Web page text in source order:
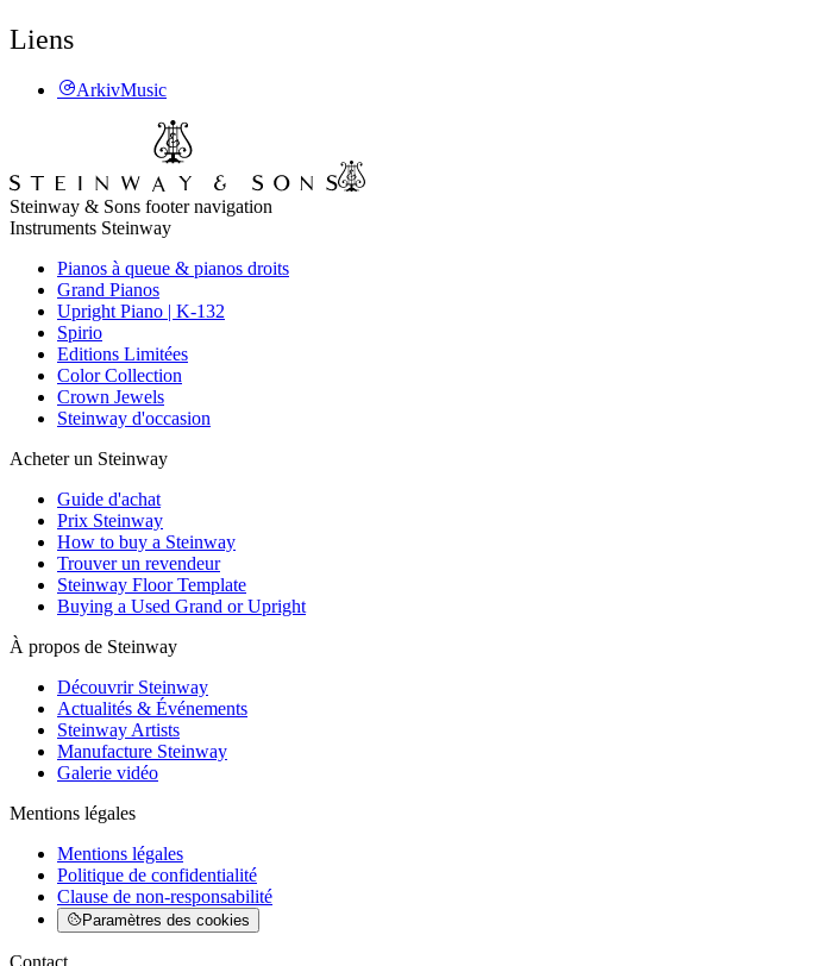
Liens
ArkivMusic
Steinway & Sons footer navigation
Instruments Steinway
Pianos à queue & pianos droits
Grand Pianos
Upright Piano | K-132
Spirio
Editions Limitées
Color Collection
Crown Jewels
Steinway d'occasion
Acheter un Steinway
Guide d'achat
Prix Steinway
How to buy a Steinway
Trouver un revendeur
Steinway Floor Template
Buying a Used Grand or Upright
À propos de Steinway
Découvrir Steinway
Actualités & Événements
Steinway Artists
Manufacture Steinway
Galerie vidéo
Mentions légales
Mentions légales
Politique de confidentialité
Clause de non-responsabilité
Paramètres des cookies
Contact